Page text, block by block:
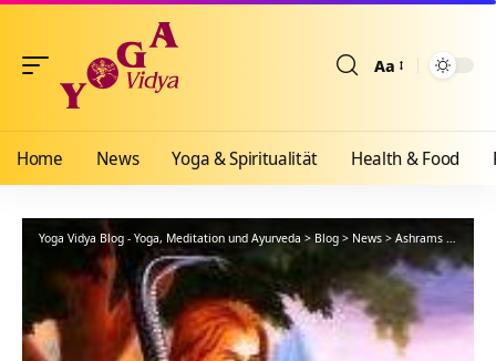
Aa
Home News Yoga & Spiritualität Health & Food
Yoga Vidya Blog - Yoga, Meditation und Ayurveda > Blog > News > Ashrams